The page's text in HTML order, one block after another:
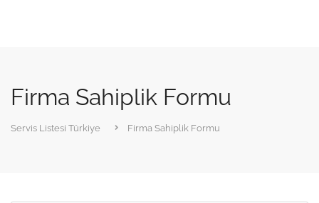
Firma Sahiplik Formu
Servis Listesi Türkiye Firma Sahiplik Formu